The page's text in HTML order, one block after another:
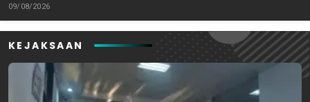
09/08/2026
KEJAKSAAN